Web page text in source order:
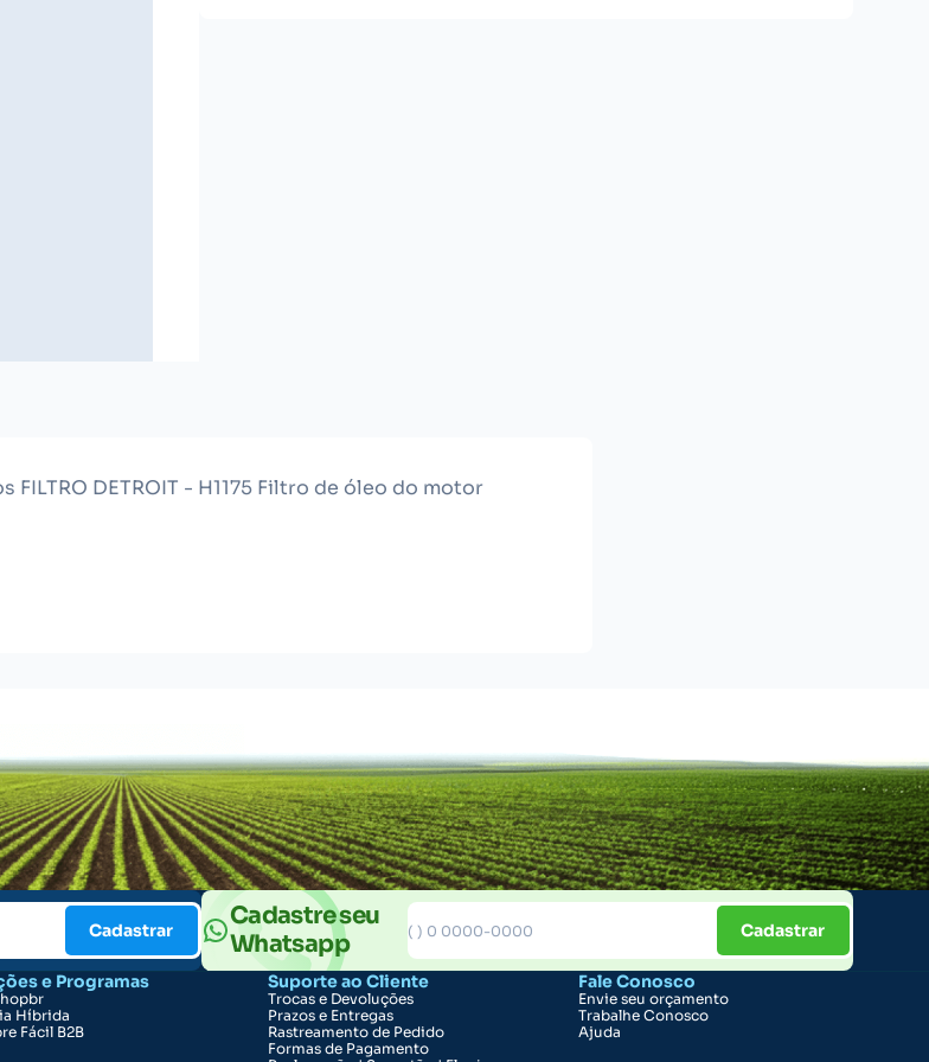
DETROIT - H1175 Filtro de óleo do motor
Cadastrar
Cadastre seu
Whatsapp
Cadastrar
e Programas
Híbrida
Fácil B2B
Suporte ao Cliente
Trocas e Devoluções
Prazos e Entregas
Rastreamento de Pedido
Formas de Pagamento
Fale Conosco
Envie seu orçamento
Trabalhe Conosco
Ajuda